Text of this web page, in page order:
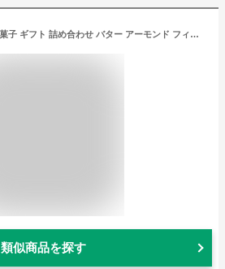
はなかご8枚入り お菓子 ギフト 詰め合わせ バター アーモンド フィナンシェ 焦がしバター お取り寄せスイーツ 個包装 お取り寄せ お取り寄せグルメ 九州土産 母の日
類似商品を探す